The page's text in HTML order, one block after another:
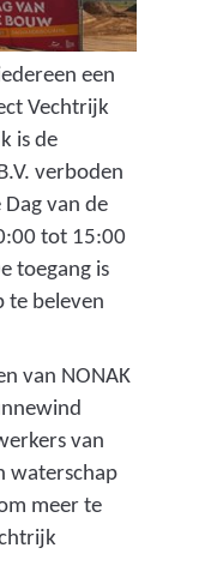
een
Vechtrijk
is de
verboden
van de
tot 15:00
toegang is
te beleven
van NONAK
van
waterschap
meer te